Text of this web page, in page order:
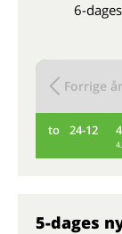
6-
Forrige år
to 24-12
5-dages